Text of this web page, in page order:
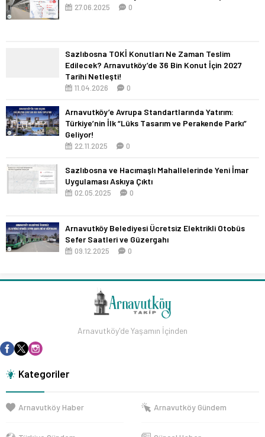
27.06.2025 0
Sazlıbosna TOKİ Konutları Ne Zaman Teslim
Edilecek? Arnavutköy’de 36 Bin Konut İçin 2027
Tarihi Netleşti!
11.04.2026 0
Arnavutköy’e Avrupa Standartlarında Yatırım:
Türkiye’nin İlk “Lüks Tasarım ve Perakende Parkı”
Geliyor!
22.11.2025 0
Sazlıbosna ve Hacımaşlı Mahallelerinde Yeni İmar
Uygulaması Askıya Çıktı
02.05.2025 0
Arnavutköy Belediyesi Ücretsiz Elektrikli Otobüs
Sefer Saatleri ve Güzergahı
09.12.2025 0
Arnavutköy'de Yaşamın İçinden
Kategoriler
Arnavutköy Haber Arnavutköy Gündem